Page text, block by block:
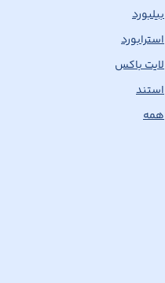
بیلبورد
استرابورد
لایت باکس
استند
همه